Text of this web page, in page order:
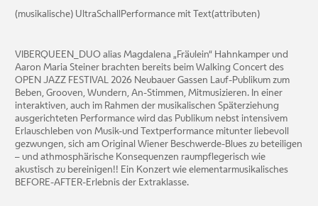
(musikalische) UltraSchallPerformance mit Text(attributen)
VIBERQUEEN_DUO alias Magdalena „Fräulein“ Hahnkamper und
Aaron Maria Steiner brachten bereits beim Walking Concert des
OPEN JAZZ FESTIVAL 2026 Neubauer Gassen Lauf-Publikum zum
Beben, Grooven, Wundern, An-Stimmen, Mitmusizieren. In einer
interaktiven, auch im Rahmen der musikalischen Späterziehung
ausgerichteten Performance wird das Publikum nebst intensivem
Erlauschleben von Musik-und Textperformance mitunter liebevoll
gezwungen, sich am Original Wiener Beschwerde-Blues zu beteiligen
– und athmosphärische Konsequenzen raumpflegerisch wie
akustisch zu bereinigen!! Ein Konzert wie elementarmusikalisches
BEFORE-AFTER-Erlebnis der Extraklasse.